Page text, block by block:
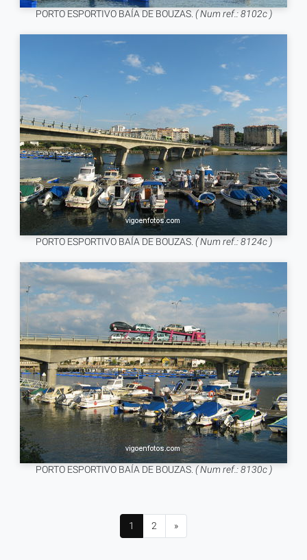
PORTO ESPORTIVO BAÍA DE BOUZAS. ( Num ref.: 8102c )
PORTO ESPORTIVO BAÍA DE BOUZAS. ( Num ref.: 8124c )
PORTO ESPORTIVO BAÍA DE BOUZAS. ( Num ref.: 8130c )
1 2 »